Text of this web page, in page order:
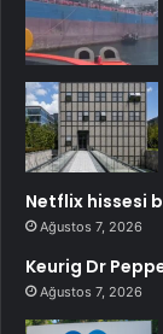
Netflix hissesi
Ağustos 7, 2026
Keurig Dr
Ağustos 7, 2026